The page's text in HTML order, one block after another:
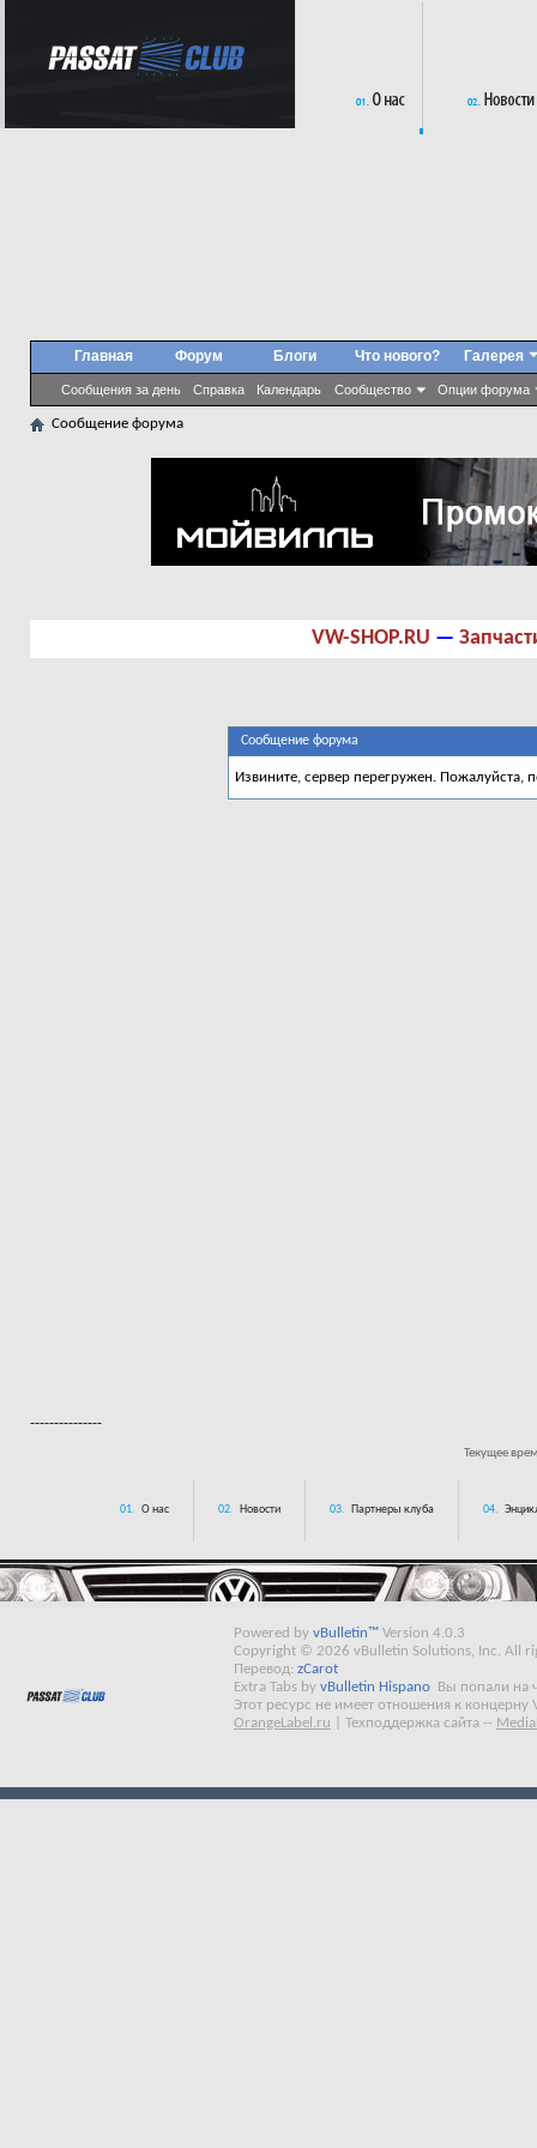
Главная Форум
Сообщения за день Справка Календарь Сообщество Опции форума
Блоги Что нового? Галерея
Сообщение форума
VW-SHOP.RU —
Сообщение форума
Извините, сервер перегружен. Пожалуйста,
---------------
Текущее
01. О нас 02. Новости 03. Партнеры клуба 04.
Powered by vBulletin™ Version 4.0.3
Copyright © 2026 vBulletin Solutions, Inc. All
Перевод: zCarot
Extra Tabs by vBulletin Hispano
Вы попали на
Этот ресурс не имеет отношения к концерну
OrangeLabel.ru
Техподдержка сайта --